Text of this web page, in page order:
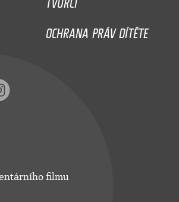
OCHRANA PRÁV DÍTĚTE
filmu